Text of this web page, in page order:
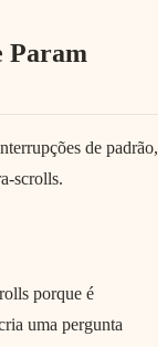
Param
de padrão,
scrolls.
porque é
uma pergunta